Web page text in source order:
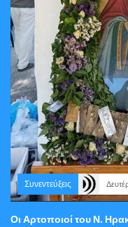
Συνεντεύξεις
Οι Αρτοποιοί του Ν.